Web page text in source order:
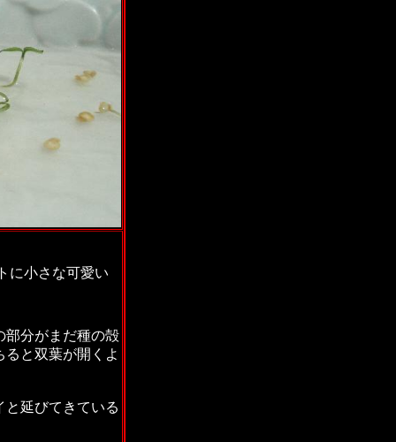
に小さな可愛い
部分がまだ種の殻
と双葉が開くよ
延びてきている